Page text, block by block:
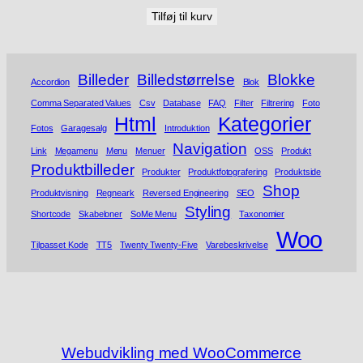
Tilføj til kurv
Accordion Billeder Billedstørrelse Blok Blokke
Comma Separated Values Csv Database FAQ Filter Filtrering Foto
Fotos Garagesalg Html Introduktion Kategorier
Link Megamenu Menu Menuer Navigation OSS Produkt
Produktbilleder Produkter Produktfotografering Produktside
Produktvisning Regneark Reversed Engineering SEO Shop
Shortcode Skabeloner SoMe Menu Styling Taxonomier
Tilpasset Kode TT5 Twenty Twenty-Five Varebeskrivelse Woo
Webudvikling med WooCommerce